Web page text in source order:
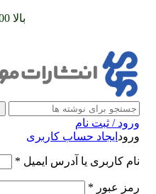
بالا 100 هزار تومان
ورود / ثبت نام
ورود ایجاد حساب کاربری
نام کاربری یا آدرس ایمیل *
رمز عبور *